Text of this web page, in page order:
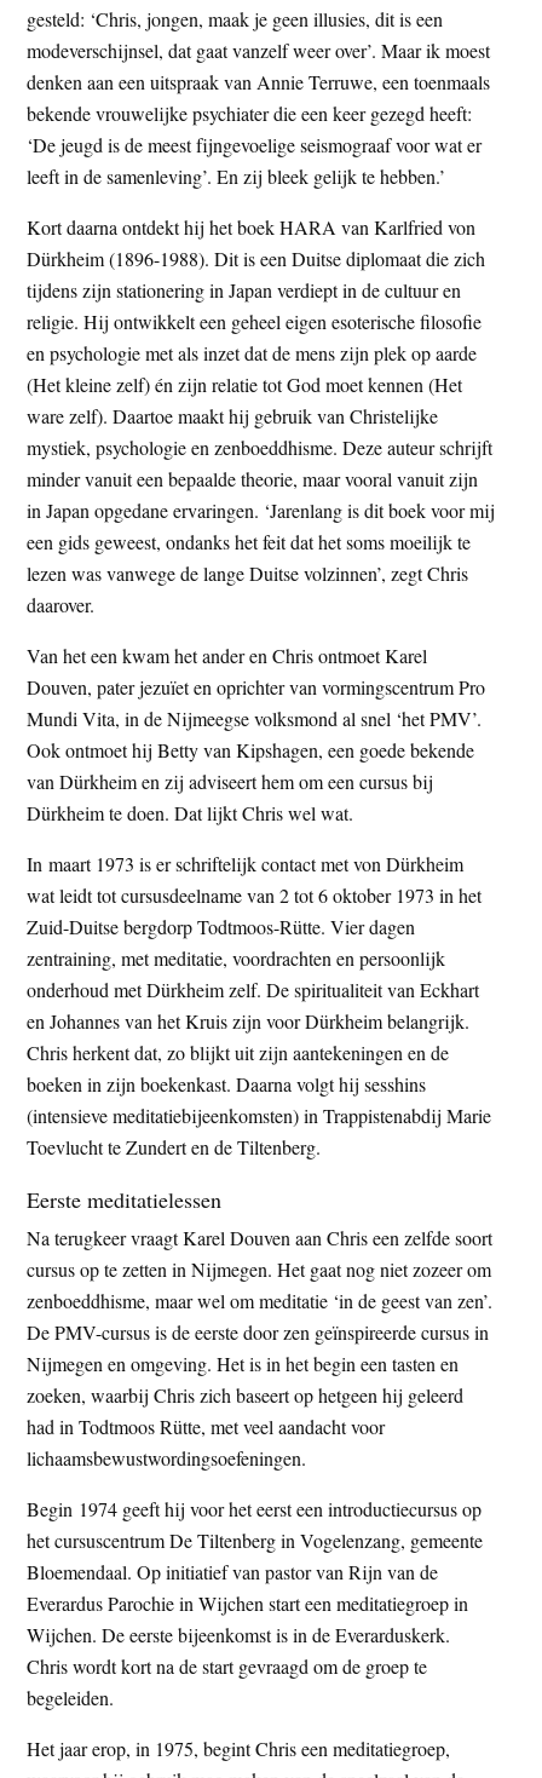
gesteld: ‘Chris, jongen, maak je geen illusies, dit is een
modeverschijnsel, dat gaat vanzelf weer over’. Maar ik moest
denken aan een uitspraak van Annie Terruwe, een toenmaals
bekende vrouwelijke psychiater die een keer gezegd heeft:
‘De jeugd is de meest fijngevoelige seismograaf voor wat er
leeft in de samenleving’. En zij bleek gelijk te hebben.’
Kort daarna ontdekt hij het boek HARA van Karlfried von
Dürkheim (1896-1988). Dit is een Duitse diplomaat die zich
tijdens zijn stationering in Japan verdiept in de cultuur en
religie. Hij ontwikkelt een geheel eigen esoterische filosofie
en psychologie met als inzet dat de mens zijn plek op aarde
(Het kleine zelf) én zijn relatie tot God moet kennen (Het
ware zelf). Daartoe maakt hij gebruik van Christelijke
mystiek, psychologie en zenboeddhisme. Deze auteur schrijft
minder vanuit een bepaalde theorie, maar vooral vanuit zijn
in Japan opgedane ervaringen. ‘Jarenlang is dit boek voor mij
een gids geweest, ondanks het feit dat het soms moeilijk te
lezen was vanwege de lange Duitse volzinnen’, zegt Chris
daarover.
Van het een kwam het ander en Chris ontmoet Karel
Douven, pater jezuïet en oprichter van vormingscentrum Pro
Mundi Vita, in de Nijmeegse volksmond al snel ‘het PMV’.
Ook ontmoet hij Betty van Kipshagen, een goede bekende
van Dürkheim en zij adviseert hem om een cursus bij
Dürkheim te doen. Dat lijkt Chris wel wat.
In maart 1973 is er schriftelijk contact met von Dürkheim
wat leidt tot cursusdeelname van 2 tot 6 oktober 1973 in het
Zuid-Duitse bergdorp Todtmoos-Rütte. Vier dagen
zentraining, met meditatie, voordrachten en persoonlijk
onderhoud met Dürkheim zelf. De spiritualiteit van Eckhart
en Johannes van het Kruis zijn voor Dürkheim belangrijk.
Chris herkent dat, zo blijkt uit zijn aantekeningen en de
boeken in zijn boekenkast. Daarna volgt hij sesshins
(intensieve meditatiebijeenkomsten) in Trappistenabdij Marie
Toevlucht te Zundert en de Tiltenberg.
Eerste meditatielessen
Na terugkeer vraagt Karel Douven aan Chris een zelfde soort
cursus op te zetten in Nijmegen. Het gaat nog niet zozeer om
zenboeddhisme, maar wel om meditatie ‘in de geest van zen’.
De PMV-cursus is de eerste door zen geïnspireerde cursus in
Nijmegen en omgeving. Het is in het begin een tasten en
zoeken, waarbij Chris zich baseert op hetgeen hij geleerd
had in Todtmoos Rütte, met veel aandacht voor
lichaamsbewustwordingsoefeningen.
Begin 1974 geeft hij voor het eerst een introductiecursus op
het cursuscentrum De Tiltenberg in Vogelenzang, gemeente
Bloemendaal. Op initiatief van pastor van Rijn van de
Everardus Parochie in Wijchen start een meditatiegroep in
Wijchen. De eerste bijeenkomst is in de Everarduskerk.
Chris wordt kort na de start gevraagd om de groep te
begeleiden.
Het jaar erop, in 1975, begint Chris een meditatiegroep,